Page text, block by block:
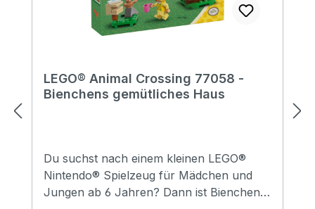
LEGO® Animal Crossing 77058 -
Bienchens gemütliches Haus
Du suchst nach einem kleinen LEGO®
Nintendo® Spielzeug für Mädchen und
Jungen ab 6 Jahren? Dann ist Bienchens